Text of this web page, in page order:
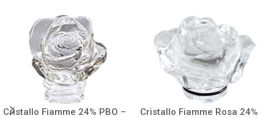
Cristallo Fiamme 24% PBO –
Cristallo Fiamme Rosa 24%